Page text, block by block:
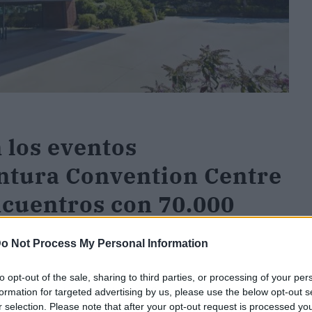
Not Process My Personal Information
opt-out of the sale, sharing to third parties, or processing of your
for targeted advertising by us, please use the below opt-out
selection. Please note that after your opt-out request is processed
los eventos
Convention Centre
con 70.000
cifras de récord en 2023, acogiendo más de